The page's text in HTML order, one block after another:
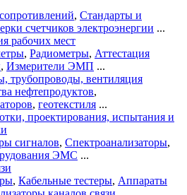
, Стандарты и
счетчиков электроэнергии ...
рабочих мест
, Радиометры, Аттестация
, Измерители ЭМП ...
трубопроводы, вентиляция
нефтепродуктов,
, геотекстиля ...
проектирования, испытания и
сигналов, Спектроанализаторы,
ЭМС ...
, Кабельные тестеры, Аппараты